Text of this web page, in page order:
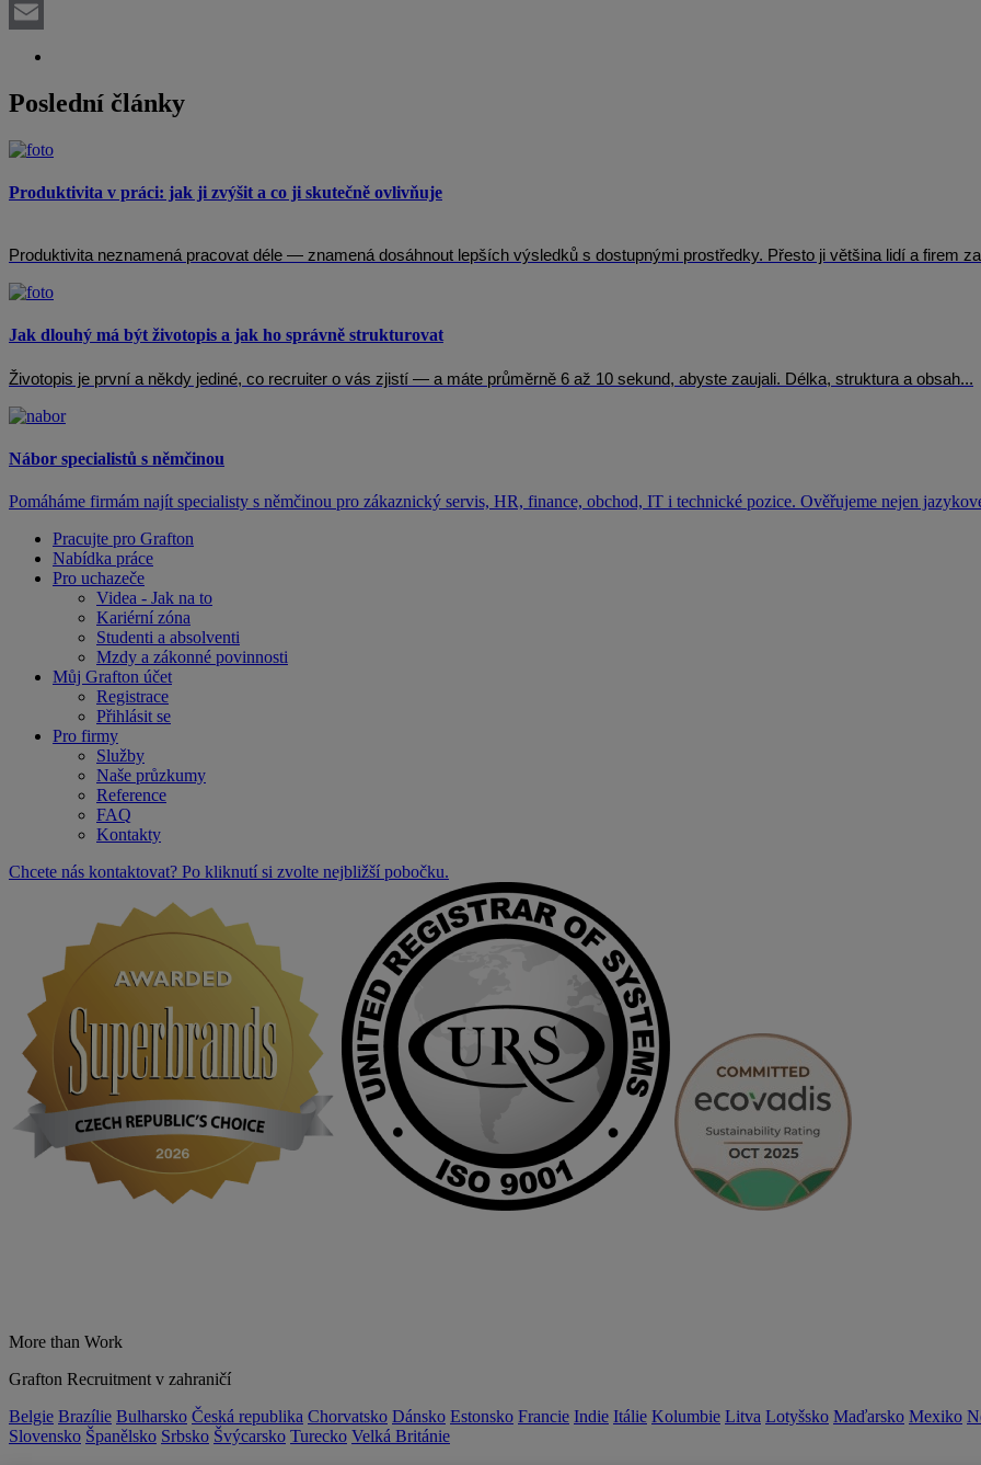
LinkedIn
Poslední články
Produktivita v práci: jak ji zvýšit a co ji skutečně ovlivňuje
Produktivita neznamená pracovat déle — znamená dosáhnout lepších výsledků s dostupnými prostředky. Přesto ji většina lidí a firem
Jak dlouhý má být životopis a jak ho správně strukturovat
Životopis je první a někdy jediné, co recruiter o vás zjistí — a máte průměrně 6 až 10 sekund, abyste zaujali. Délka, struktura a obsah...
Nábor specialistů s němčinou
Pomáháme firmám najít specialisty s němčinou pro zákaznický servis, HR, finance, obchod, IT i technické pozice. Ověřujeme nejen
Pracujte pro Grafton
Nabídka práce
Pro uchazeče
Videa - Jak na to
Kariérní zóna
Studenti a absolventi
Mzdy a zákonné povinnosti
Můj Grafton účet
Registrace
Přihlásit se
Pro firmy
Služby
Naše průzkumy
Reference
FAQ
Kontakty
Chcete nás kontaktovat? Po kliknutí si zvolte nejbližší pobočku.
More than Work
Grafton Recruitment v zahraničí
Belgie Brazílie Bulharsko Česká republika Chorvatsko Dánsko Estonsko Francie Indie Itálie Kolumbie Litva Lotyšsko Maďarsko Mexiko
Slovensko Španělsko Srbsko Švýcarsko Turecko Velká Británie